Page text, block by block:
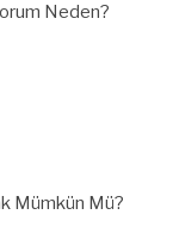
Neden?
Mümkün Mü?